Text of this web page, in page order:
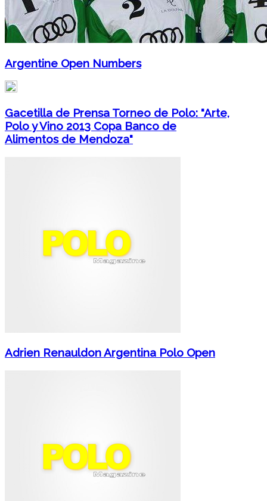
Argentine Open Numbers
Gacetilla de Prensa Torneo de Polo: "Arte,
Polo y Vino 2013 Copa Banco de
Alimentos de Mendoza"
Adrien Renauldon Argentina Polo Open